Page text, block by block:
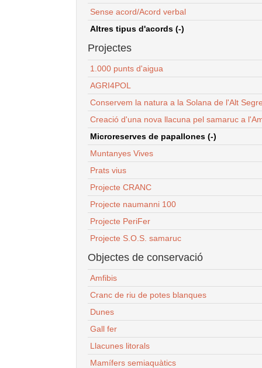
Sense acord/Acord verbal
Altres tipus d'acords (-)
Projectes
1.000 punts d'aigua
AGRI4POL
Conservem la natura a la Solana de l'Alt
Creació d'una nova llacuna pel samaruc a
Microreserves de papallones (-)
Muntanyes Vives
Prats vius
Projecte CRANC
Projecte naumanni 100
Projecte PeriFer
Projecte S.O.S. samaruc
Objectes de conservació
Amfibis
Cranc de riu de potes blanques
Dunes
Gall fer
Llacunes litorals
Mamífers semiaquàtics